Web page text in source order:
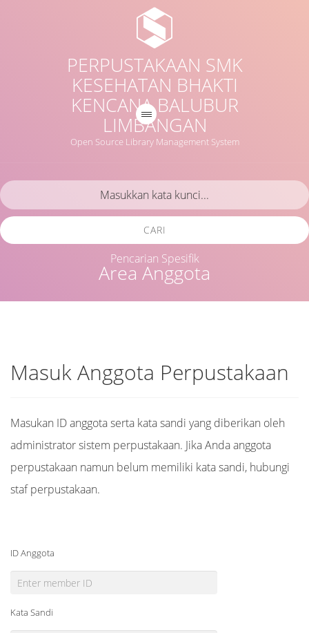
PERPUSTAKAAN SMK
KESEHATAN BHAKTI
KENCANA BALUBUR
LIMBANGAN
Open Source Library Management System
Area Anggota
CARI
Pencarian Spesifik
Masuk Anggota Perpustakaan
Masukan ID anggota serta kata sandi yang diberikan oleh
administrator sistem perpustakaan. Jika Anda anggota
perpustakaan namun belum memiliki kata sandi, hubungi
staf perpustakaan.
ID Anggota
Kata Sandi